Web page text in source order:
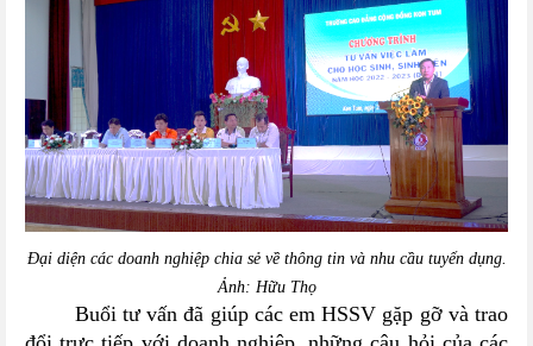
Đại diện các doanh nghiệp chia sẻ về thông tin và nhu cầu tuyển dụng.
Ảnh: Hữu Thọ
Buổi tư vấn đã giúp các em HSSV gặp gỡ và trao